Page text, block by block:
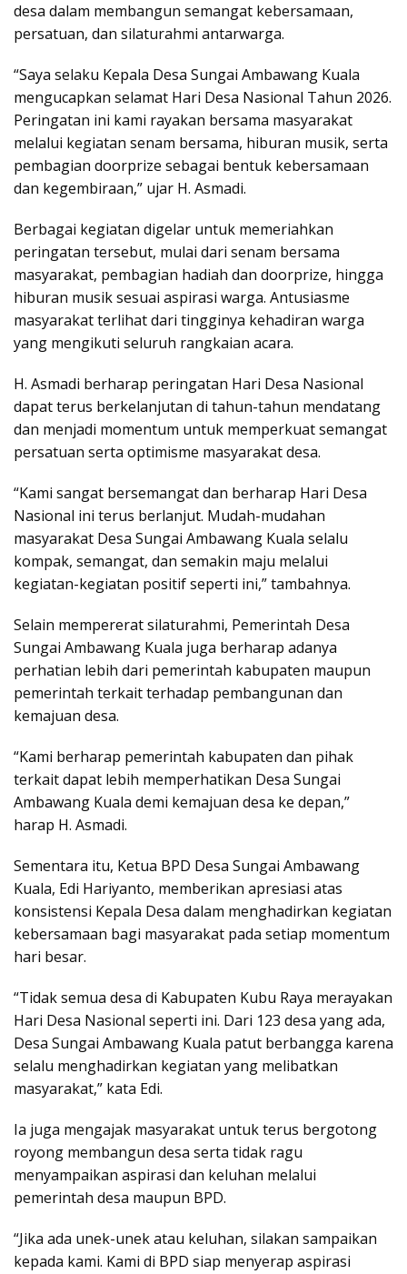
desa dalam membangun semangat kebersamaan,
persatuan, dan silaturahmi antarwarga.
“Saya selaku Kepala Desa Sungai Ambawang Kuala
mengucapkan selamat Hari Desa Nasional Tahun 2026.
Peringatan ini kami rayakan bersama masyarakat
melalui kegiatan senam bersama, hiburan musik, serta
pembagian doorprize sebagai bentuk kebersamaan
dan kegembiraan,” ujar H. Asmadi.
Berbagai kegiatan digelar untuk memeriahkan
peringatan tersebut, mulai dari senam bersama
masyarakat, pembagian hadiah dan doorprize, hingga
hiburan musik sesuai aspirasi warga. Antusiasme
masyarakat terlihat dari tingginya kehadiran warga
yang mengikuti seluruh rangkaian acara.
H. Asmadi berharap peringatan Hari Desa Nasional
dapat terus berkelanjutan di tahun-tahun mendatang
dan menjadi momentum untuk memperkuat semangat
persatuan serta optimisme masyarakat desa.
“Kami sangat bersemangat dan berharap Hari Desa
Nasional ini terus berlanjut. Mudah-mudahan
masyarakat Desa Sungai Ambawang Kuala selalu
kompak, semangat, dan semakin maju melalui
kegiatan-kegiatan positif seperti ini,” tambahnya.
Selain mempererat silaturahmi, Pemerintah Desa
Sungai Ambawang Kuala juga berharap adanya
perhatian lebih dari pemerintah kabupaten maupun
pemerintah terkait terhadap pembangunan dan
kemajuan desa.
“Kami berharap pemerintah kabupaten dan pihak
terkait dapat lebih memperhatikan Desa Sungai
Ambawang Kuala demi kemajuan desa ke depan,”
harap H. Asmadi.
Sementara itu, Ketua BPD Desa Sungai Ambawang
Kuala, Edi Hariyanto, memberikan apresiasi atas
konsistensi Kepala Desa dalam menghadirkan kegiatan
kebersamaan bagi masyarakat pada setiap momentum
hari besar.
“Tidak semua desa di Kabupaten Kubu Raya merayakan
Hari Desa Nasional seperti ini. Dari 123 desa yang ada,
Desa Sungai Ambawang Kuala patut berbangga karena
selalu menghadirkan kegiatan yang melibatkan
masyarakat,” kata Edi.
Ia juga mengajak masyarakat untuk terus bergotong
royong membangun desa serta tidak ragu
menyampaikan aspirasi dan keluhan melalui
pemerintah desa maupun BPD.
“Jika ada unek-unek atau keluhan, silakan sampaikan
kepada kami. Kami di BPD siap menyerap aspirasi